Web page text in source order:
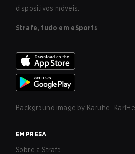
dispositivos móveis.
Strafe, tudo em eSports
Background image by Karuhe_KarlHe
EMPRESA
Sobre a Strafe